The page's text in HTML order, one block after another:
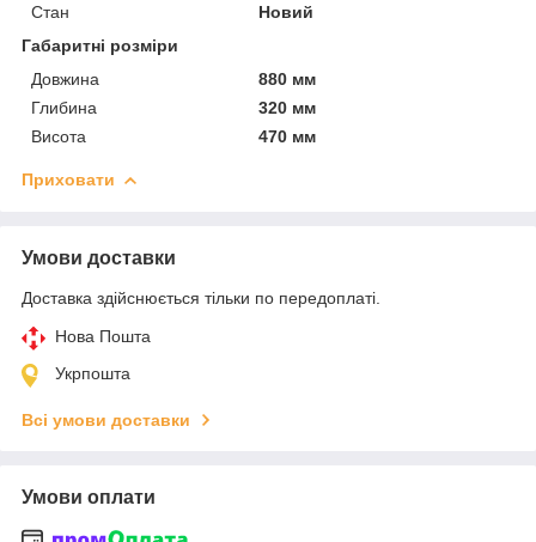
Стан
Новий
Габаритні розміри
Довжина
880 мм
Глибина
320 мм
Висота
470 мм
Приховати
Умови доставки
Доставка здійснюється тільки по передоплаті.
Нова Пошта
Укрпошта
Всі умови доставки
Умови оплати